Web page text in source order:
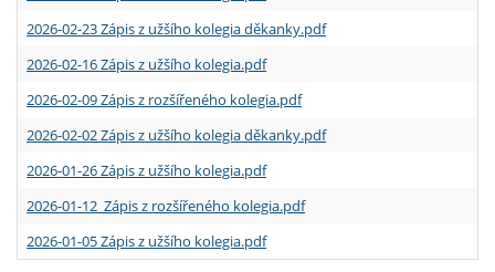
2026-02-23 Zápis z užšího kolegia děkanky.pdf
2026-02-16 Zápis z užšího kolegia.pdf
2026-02-09 Zápis z rozšířeného kolegia.pdf
2026-02-02 Zápis z užšího kolegia děkanky.pdf
2026-01-26 Zápis z užšího kolegia.pdf
2026-01-12 Zápis z rozšířeného kolegia.pdf
2026-01-05 Zápis z užšího kolegia.pdf